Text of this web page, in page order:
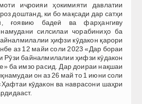
иҷроияи ҳокимияти давлатии
доштанд, ки бо мақсади дар сатҳи
ғоявию бадеӣ ва фарҳангиву
силсилаи чорабиниҳо ба
ҳифзи кӯдакон қарори
аз 12 майи соли 2023 «Дар бораи
Рӯзи байналмилалии ҳифзи кӯдакон
ба имзо расид. Дар доираи нақшаи
он аз 26 май то 1 июни соли
кӯдакон ва наврасони шаҳри